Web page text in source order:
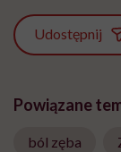
Udostępnij
Powiązane
ból zęba